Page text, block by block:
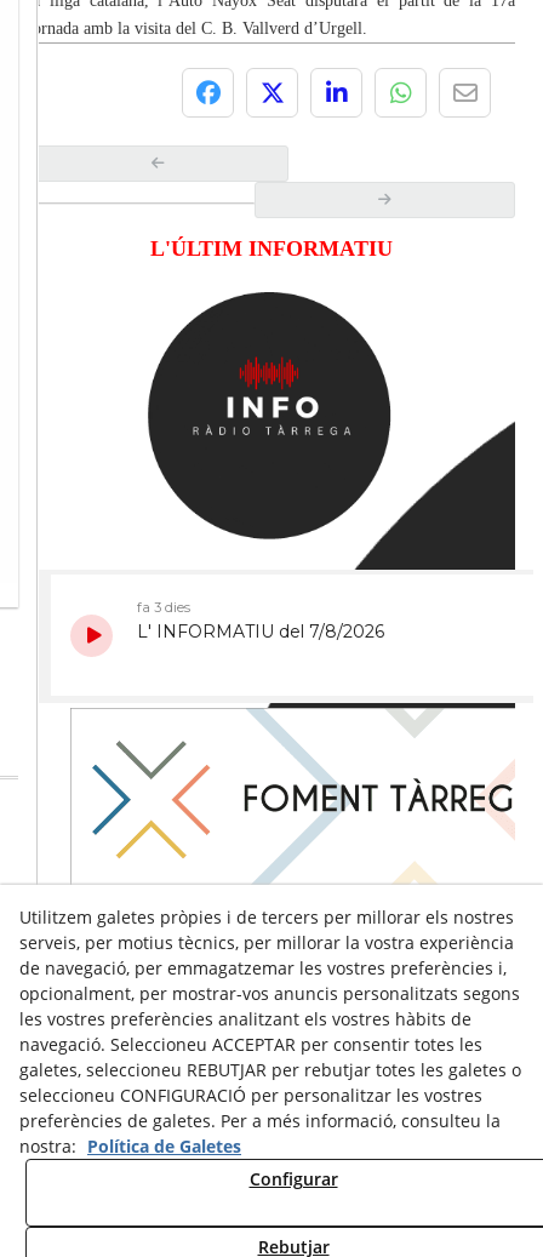
jornada amb la visita del C. B. Vallverd d’Urgell.
L'ÚLTIM INFORMATIU
Utilitzem galetes pròpies i de tercers per millorar els nostres
serveis, per motius tècnics, per millorar la vostra experiència
de navegació, per emmagatzemar les vostres preferències i,
opcionalment, per mostrar-vos anuncis personalitzats segons
les vostres preferències analitzant els vostres hàbits de
navegació. Seleccioneu ACCEPTAR per consentir totes les
galetes, seleccioneu REBUTJAR per rebutjar totes les galetes o
seleccioneu CONFIGURACIÓ per personalitzar les vostres
preferències de galetes. Per a més informació, consulteu la
nostra: Política de Galetes
Configurar
Rebutjar